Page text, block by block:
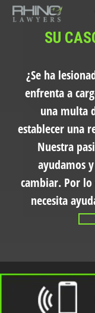
SU
¿Se ha
enfrenta a
una multa
establecer una
Nuestra
ayudamos
cambiar. Por
necesita